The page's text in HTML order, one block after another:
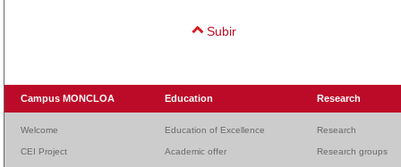
Subir
Campus MONCLOA Education Research
Welcome Education of Excellence Research
CEI Project Academic offer Research groups